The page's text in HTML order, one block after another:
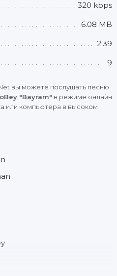
320 kbps
6.08 MB
2:39
9
вы можете послушать песню
"Bayram" в режиме онлайн
или компьютера в высоком